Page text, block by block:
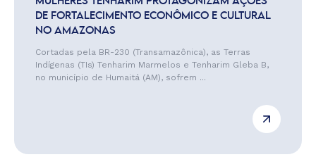
DE FORTALECIMENTO ECONÔMICO E CULTURAL
NO AMAZONAS
Cortadas pela BR-230 (Transamazônica), as Terras
Indígenas (TIs) Tenharim Marmelos e Tenharim Gleba B,
no município de Humaitá (AM), sofrem ...